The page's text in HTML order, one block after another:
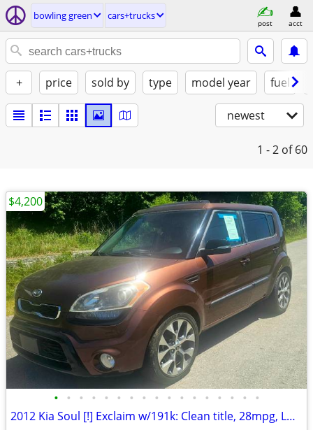
bowling green cars+trucks
post acct
+ price sold by type model year fuel
newest
1 - 2 of 60
• • • • • • • • • • • • • • • • •
2012 Kia Soul [!] Exclaim w/191k: Clean title, 28mpg, LOADED!
$4,200